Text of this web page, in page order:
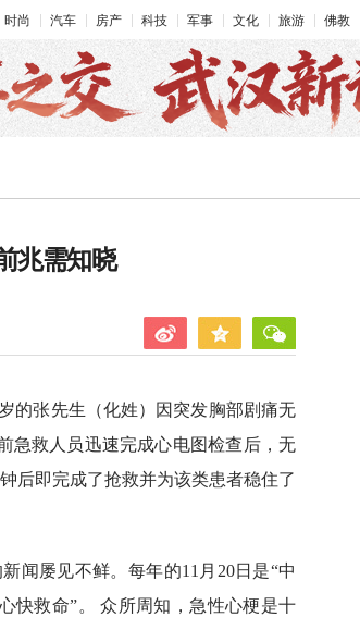
时尚 汽车 房产 科技 军事 文化 旅游 佛教
兆需知晓
的张先生（化姓）因突发胸部剧痛无
救人员迅速完成心电图检查后，无
后即完成了抢救并为该类患者稳住了
闻屡见不鲜。每年的11月20日是“中
快救命”。 众所周知，急性心梗是十